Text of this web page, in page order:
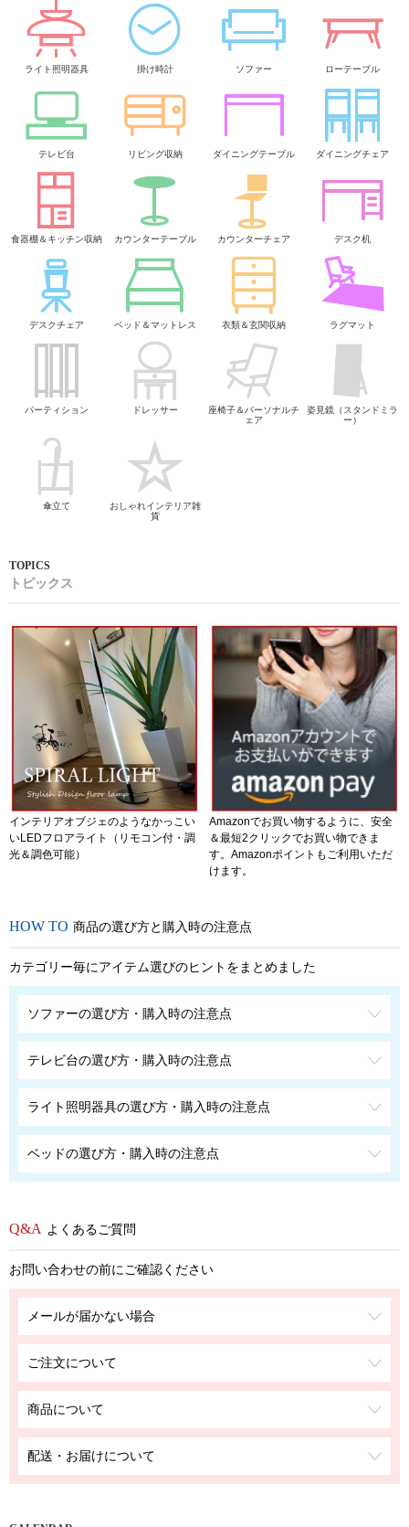
ライト照明器具 掛け時計 ソファー ローテーブル
テレビ台 リビング収納 ダイニングテーブル ダイニングチェア
食器棚＆キッチン収納 カウンターテーブル カウンターチェア デスク机
デスクチェア ベッド＆マットレス 衣類＆玄関収納 ラグマット
パーティション ドレッサー
座椅子＆パーソナルチ
ェア
姿見鏡（スタンドミラ
ー）
傘立て
おしゃれインテリア雑
貨
トピックス
インテリアオブジェのようなかっこい
いLEDフロアライト（リモコン付・調
光＆調色可能）
Amazonでお買い物するように、安全
＆最短2クリックでお買い物できま
す。Amazonポイントもご利用いただ
けます。
商品の選び方と購入時の注意点
カテゴリー毎にアイテム選びのヒントをまとめました
ソファーの選び方・購入時の注意点
テレビ台の選び方・購入時の注意点
ライト照明器具の選び方・購入時の注意点
ベッドの選び方・購入時の注意点
よくあるご質問
お問い合わせの前にご確認ください
メールが届かない場合
ご注文について
商品について
配送・お届けについて